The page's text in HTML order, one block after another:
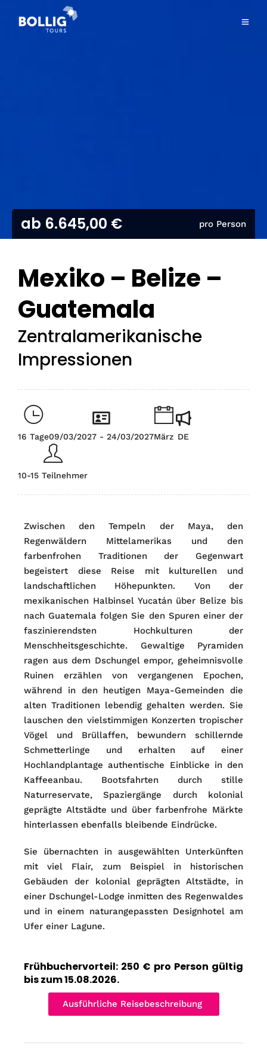
ab 6.645,00 € pro Person
Mexiko – Belize –
Guatemala
Zentralamerikanische
Impressionen
16 Tage09/03/2027 - 24/03/2027März DE
10-15 Teilnehmer
Zwischen den Tempeln der Maya, den
Regenwäldern Mittelamerikas und den
farbenfrohen Traditionen der Gegenwart
begeistert diese Reise mit kulturellen und
landschaftlichen Höhepunkten. Von der
mexikanischen Halbinsel Yucatán über Belize bis
nach Guatemala folgen Sie den Spuren einer der
faszinierendsten Hochkulturen der
Menschheitsgeschichte. Gewaltige Pyramiden
ragen aus dem Dschungel empor, geheimnisvolle
Ruinen erzählen von vergangenen Epochen,
während in den heutigen Maya-Gemeinden die
alten Traditionen lebendig gehalten werden. Sie
lauschen den vielstimmigen Konzerten tropischer
Vögel und Brüllaffen, bewundern schillernde
Schmetterlinge und erhalten auf einer
Hochlandplantage authentische Einblicke in den
Kaffeeanbau. Bootsfahrten durch stille
Naturreservate, Spaziergänge durch kolonial
geprägte Altstädte und über farbenfrohe Märkte
hinterlassen ebenfalls bleibende Eindrücke.
Sie übernachten in ausgewählten Unterkünften
mit viel Flair, zum Beispiel in historischen
Gebäuden der kolonial geprägten Altstädte, in
einer Dschungel-Lodge inmitten des Regenwaldes
und in einem naturangepassten Designhotel am
Ufer einer Lagune.
Frühbuchervorteil: 250 € pro Person gültig
bis zum 15.08.2026.
Ausführliche Reisebeschreibung ​